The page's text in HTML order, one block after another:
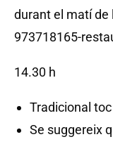
durant el matí de
973718165-
14.30 h
Tradicional
Se suggereix